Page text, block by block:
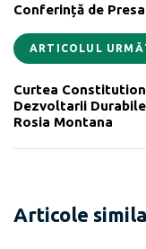
Conferință de
ARTICOLUL
Curtea
Dezvoltarii
Rosia Montana
Articole